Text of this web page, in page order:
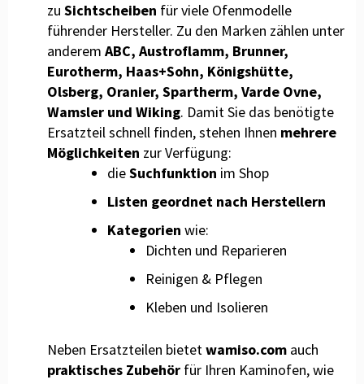
zu Sichtscheiben für viele Ofenmodelle
führender Hersteller. Zu den Marken zählen unter
anderem ABC, Austroflamm, Brunner,
Eurotherm, Haas+Sohn, Königshütte,
Olsberg, Oranier, Spartherm, Varde Ovne,
Wamsler und Wiking. Damit Sie das benötigte
Ersatzteil schnell finden, stehen Ihnen mehrere
Möglichkeiten zur Verfügung:
dieSuchfunktion im Shop
Listen geordnet nach Herstellern
Kategorien wie:
Dichten und Reparieren
Reinigen & Pflegen
Kleben und Isolieren
Neben Ersatzteilen bietetwamiso.comauch
praktisches Zubehörfür Ihren Kaminofen, wie